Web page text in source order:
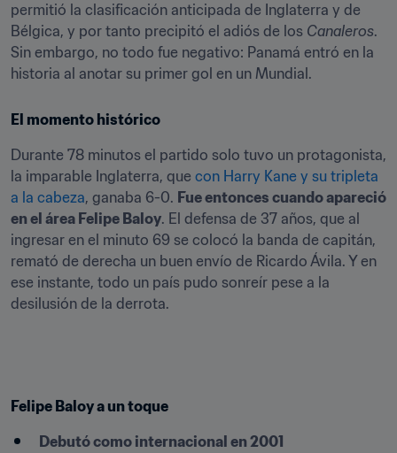
permitió la clasificación anticipada de Inglaterra y de
Bélgica, y por tanto precipitó el adiós de los Canaleros.
Sin embargo, no todo fue negativo: Panamá entró en la
historia al anotar su primer gol en un Mundial.
El momento histórico
Durante 78 minutos el partido solo tuvo un protagonista,
la imparable Inglaterra, que con Harry Kane y su tripleta
a la cabeza, ganaba 6-0. Fue entonces cuando apareció
en el área Felipe Baloy. El defensa de 37 años, que al
ingresar en el minuto 69 se colocó la banda de capitán,
remató de derecha un buen envío de Ricardo Ávila. Y en
ese instante, todo un país pudo sonreír pese a la
desilusión de la derrota.
Felipe Baloy a un toque
Debutó como internacional en 2001